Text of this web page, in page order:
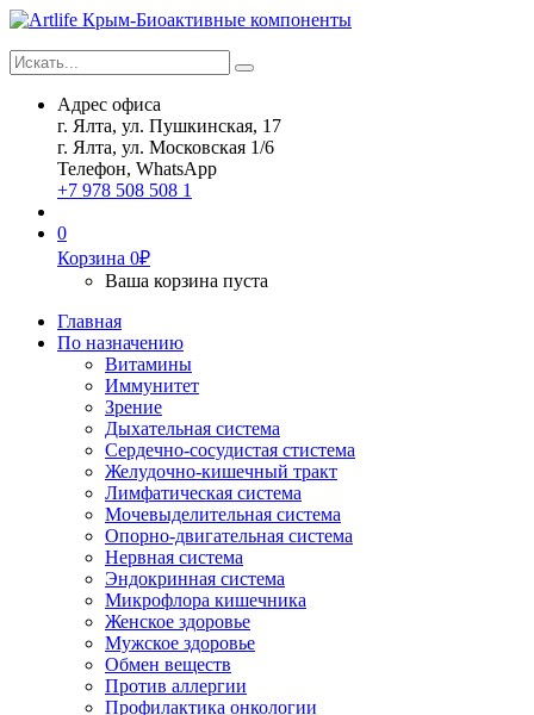
Search
Адрес офиса
г. Ялта, ул. Пушкинская, 17
г. Ялта, ул. Московская 1/6
Телефон, WhatsApp
+7 978 508 508 1
0
Корзина 0₽
Ваша корзина пуста
Главная
По назначению
Витамины
Иммунитет
Зрение
Дыхательная система
Сердечно-сосудистая стистема
Желудочно-кишечный тракт
Лимфатическая система
Мочевыделительная система
Опорно-двигательная система
Нервная система
Эндокринная система
Микрофлора кишечника
Женское здоровье
Мужское здоровье
Обмен веществ
Против аллергии
Профилактика онкологии